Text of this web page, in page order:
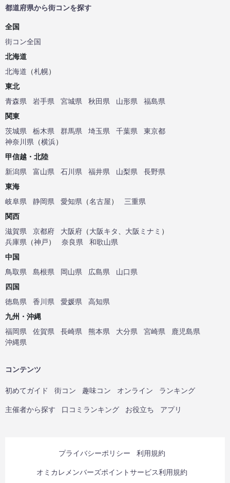
都道府県から街コンを探す
全国
街コン全国
北海道
北海道 （札幌）
東北
青森県
岩手県 宮城県 秋田県 山形県
福島県
関東
茨城県
栃木県 群馬県 埼玉県 千葉県
東京都
神奈川県 （横浜）
甲信越・北陸
新潟県
富山県 石川県 福井県 山梨県
長野県
東海
岐阜県
静岡県 愛知県 （名古屋）
三重県
関西
滋賀県
京都府 大阪府 （大阪キタ 大阪ミナミ ）
兵庫県 （神戸） 奈良県
和歌山県
中国
鳥取県
島根県 岡山県 広島県
山口県
四国
徳島県
香川県 愛媛県
高知県
九州・沖縄
福岡県
佐賀県 長崎県 熊本県 大分県 宮崎県
鹿児島県
沖縄県
コンテンツ
初めてガイド 街コン 趣味コン オンライン ランキング
主催者から探す 口コミランキング お役立ち アプリ
プライバシーポリシー 利用規約
オミカレメンバーズポイントサービス利用規約